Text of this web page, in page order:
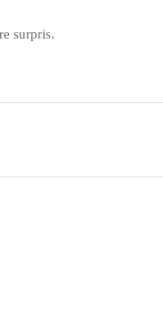
surpris.